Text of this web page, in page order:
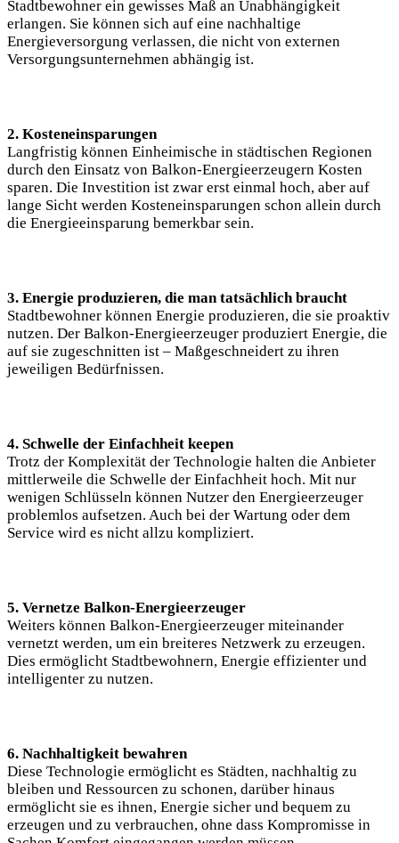
Stadtbewohner ein gewisses Maß an Unabhängigkeit
erlangen. Sie können sich auf eine nachhaltige
Energieversorgung verlassen, die nicht von externen
Versorgungsunternehmen abhängig ist.
2. Kosteneinsparungen
Langfristig können Einheimische in städtischen Regionen
durch den Einsatz von Balkon-Energieerzeugern Kosten
sparen. Die Investition ist zwar erst einmal hoch, aber auf
lange Sicht werden Kosteneinsparungen schon allein durch
die Energieeinsparung bemerkbar sein.
3. Energie produzieren, die man tatsächlich braucht
Stadtbewohner können Energie produzieren, die sie proaktiv
nutzen. Der Balkon-Energieerzeuger produziert Energie, die
auf sie zugeschnitten ist – Maßgeschneidert zu ihren
jeweiligen Bedürfnissen.
4. Schwelle der Einfachheit keepen
Trotz der Komplexität der Technologie halten die Anbieter
mittlerweile die Schwelle der Einfachheit hoch. Mit nur
wenigen Schlüsseln können Nutzer den Energieerzeuger
problemlos aufsetzen. Auch bei der Wartung oder dem
Service wird es nicht allzu kompliziert.
5. Vernetze Balkon-Energieerzeuger
Weiters können Balkon-Energieerzeuger miteinander
vernetzt werden, um ein breiteres Netzwerk zu erzeugen.
Dies ermöglicht Stadtbewohnern, Energie effizienter und
intelligenter zu nutzen.
6. Nachhaltigkeit bewahren
Diese Technologie ermöglicht es Städten, nachhaltig zu
bleiben und Ressourcen zu schonen, darüber hinaus
ermöglicht sie es ihnen, Energie sicher und bequem zu
erzeugen und zu verbrauchen, ohne dass Kompromisse in